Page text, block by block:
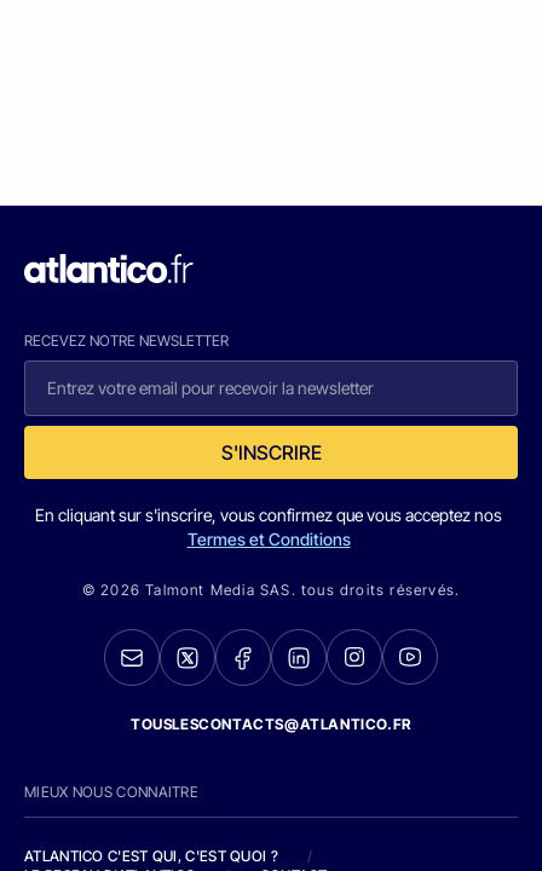
RECEVEZ NOTRE NEWSLETTER
S'INSCRIRE
En cliquant sur s'inscrire, vous confirmez que vous acceptez nos
Termes et Conditions
© 2026 Talmont Media SAS. tous droits réservés.
TOUSLESCONTACTS@ATLANTICO.FR
MIEUX NOUS CONNAITRE
ATLANTICO C'EST QUI, C'EST QUOI ?
/